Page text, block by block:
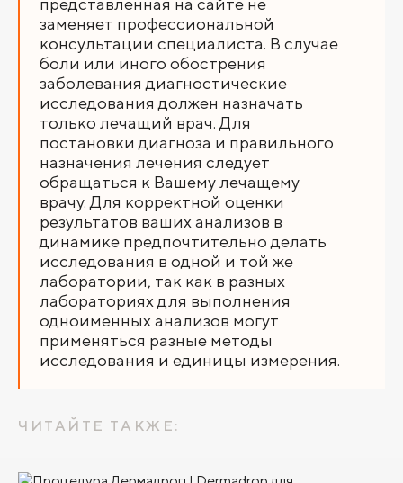
заменяет профессиональной
консультации специалиста. В случае
боли или иного обострения
заболевания диагностические
исследования должен назначать
только лечащий врач. Для
постановки диагноза и правильного
назначения лечения следует
обращаться к Вашему лечащему
врачу. Для корректной оценки
результатов ваших анализов в
динамике предпочтительно делать
исследования в одной и той же
лаборатории, так как в разных
лабораториях для выполнения
одноименных анализов могут
применяться разные методы
исследования и единицы измерения.
ЧИТАЙТЕ ТАКЖЕ: